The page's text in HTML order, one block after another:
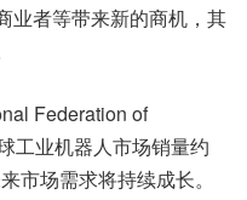
业者等带来新的商机，其
Federation of
工业机器人市场销量约
市场需求将持续成长。